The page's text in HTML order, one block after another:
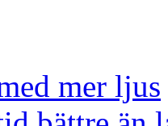
mer ljus